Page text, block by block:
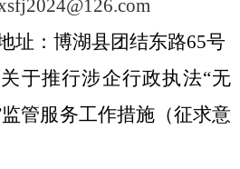
址：博湖县团结东路65号
于推行涉企行政执法“无
管服务工作措施（征求意